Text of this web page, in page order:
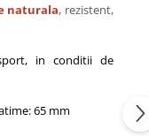
naturala, rezistent,
in conditii de
65 mm